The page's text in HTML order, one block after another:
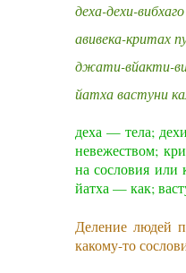
деха-дехи-
авивека-критах
джати-вйакти-
йатха вастуни
деха — тела;
невежеством;
на сословия
йатха — как;
Деление людей
какому-то